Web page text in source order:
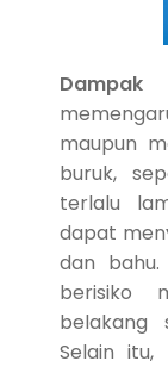
Dampak
maupun
buruk,
terlalu
dapat
dan
berisiko
belakang
Selain